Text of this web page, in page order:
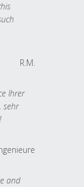
R.M.
Ihrer
sehr
and